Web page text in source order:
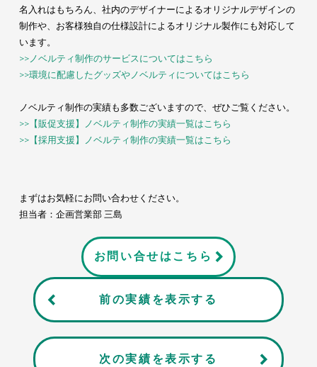
名入れはもちろん、社内のデザイナーによるオリジナルデザインの
制作や、お客様独自の仕様設計によるオリジナル製作にも対応して
います。
>>ノベルティ制作のサービスについてはこちら
>>環境に配慮したグッズやノベルティについてはこちら
ノベルティ制作の実績も多数ございますので、ぜひご覧ください。
>>【販促支援】ノベルティ制作の実績一覧はこちら
>>【採用支援】ノベルティ制作の実績一覧はこちら
まずはお気軽にお問い合わせください。
担当者：企画営業部 三島
お問い合せはこちら
前の実績を表示する
次の実績を表示する